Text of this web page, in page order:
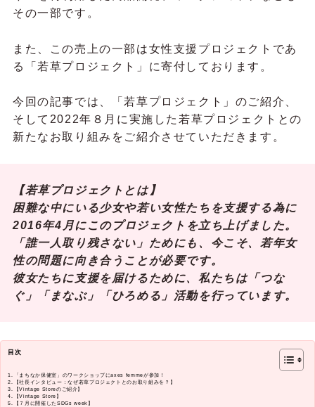
その一部です。
また、この売上の一部は女性支援プロジェクトであ
る「若草プロジェクト」に寄付しております。
今回の記事では、「若草プロジェクト」のご紹介、
そして2022年８月に実施した若草プロジェクトとの
新たなお取り組みをご紹介させていただきます。
【若草プロジェクトとは】
困難な中にいる少女や若い女性たちを支援する為に
2016年4月にこのプロジェクトを立ち上げました。
「誰一人取り残さない」ためにも、今こそ、若年女
性の問題に向き合うことが必要です。
彼女たちに支援を届けるために、私たちは「つな
ぐ」「まなぶ」「ひろめる」活動を行っています。
目次
「まちなか保健室」のワークショップにaxes femmeが参加！
【社長インタビュー：なぜ若草プロジェクトとのお取り組みを？】
【Vintage Storeのご紹介】
【Vintage Store】
【７月に開催したSDGs week】